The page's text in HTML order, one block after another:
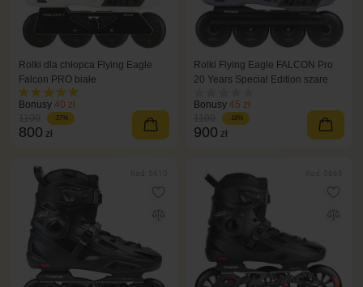
Rolki dla chłopca Flying Eagle
Falcon PRO białe
Bonusy 40 zł
-27%
800 zł
Rolki Flying Eagle FALCON Pro
20 Years Special Edition szare
Bonusy 45 zł
-18%
900 zł